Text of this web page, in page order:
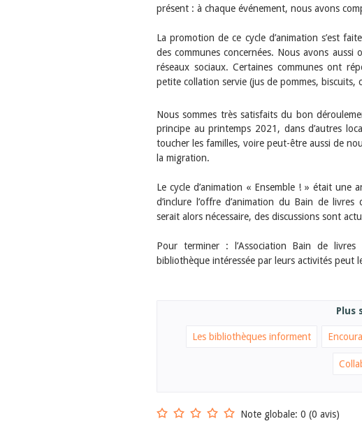
présent : à chaque événement, nous avons
La promotion de ce cycle d’animation s’est
des communes concernées. Nous avons
réseaux sociaux. Certaines communes ont
petite collation servie (jus de pommes, biscuits,
Nous sommes très satisfaits du bon
principe au printemps 2021, dans d’autres
toucher les familles, voire peut-être aussi de
la migration.
Le cycle d’animation « Ensemble ! » était une
d’inclure l’offre d’animation du Bain de
serait alors nécessaire, des discussions sont
Pour terminer : l’Association Bain de
bibliothèque intéressée par leurs activités peut
Plus
Les bibliothèques informent
Note globale: 0 (0 avis)